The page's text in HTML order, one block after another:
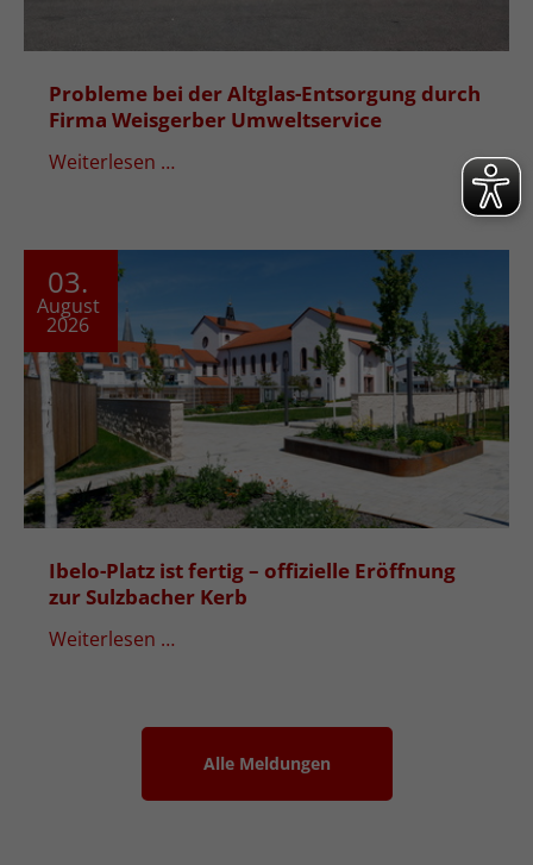
Probleme bei der Altglas-Entsorgung durch
Firma Weisgerber Umweltservice
Weiterlesen …
03.
August
2026
Ibelo-Platz ist fertig – offizielle Eröffnung
zur Sulzbacher Kerb
Weiterlesen …
Alle Meldungen